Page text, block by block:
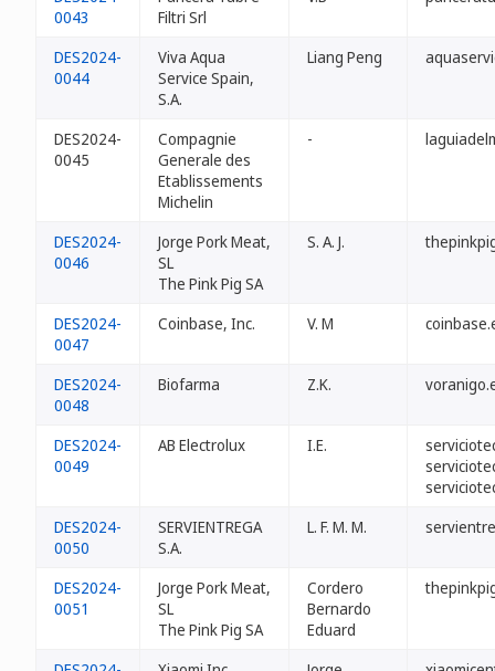
0043
Filtri Srl
DES2024-
0044
Viva Aqua
Service Spain,
S.A.
Liang Peng
DES2024-
0045
Compagnie
Generale des
Etablissements
Michelin
-
DES2024-
0046
Jorge Pork Meat,
SL
The Pink Pig SA
S. A. J.
DES2024-
0047
Coinbase, Inc. V. M
DES2024-
0048
Biofarma Z.K.
DES2024-
0049
AB Electrolux I.E.
DES2024-
0050
SERVIENTREGA
S.A.
L. F. M. M.
DES2024-
0051
Jorge Pork Meat,
SL
The Pink Pig SA
Cordero
Bernardo
Eduard